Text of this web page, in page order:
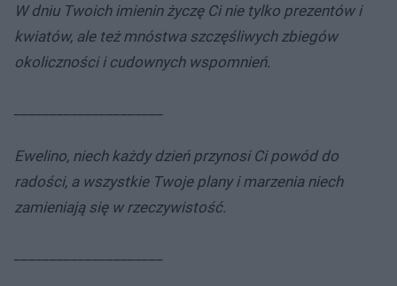
W dniu Twoich imienin życzę Ci nie tylko prezentów i
kwiatów, ale też mnóstwa szczęśliwych zbiegów
okoliczności i cudownych wspomnień.
Ewelino, niech każdy dzień przynosi Ci powód do
radości, a wszystkie Twoje plany i marzenia niech
zamieniają się w rzeczywistość.